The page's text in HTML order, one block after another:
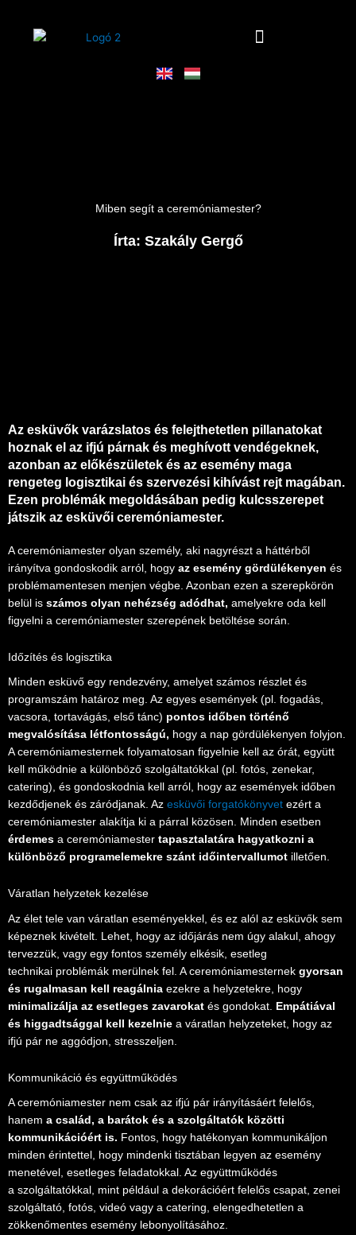
content
Miben segít a ceremóniamester?
Írta: Szakály Gergő
Az esküvők varázslatos és felejthetetlen pillanatokat
hoznak el az ifjú párnak és meghívott vendégeknek,
azonban az előkészületek és az esemény maga
rengeteg logisztikai és szervezési kihívást rejt magában.
Ezen problémák megoldásában pedig kulcsszerepet
játszik az esküvői ceremóniamester.
A ceremóniamester olyan személy, aki nagyrészt a háttérből
irányítva gondoskodik arról, hogy az esemény gördülékenyen és
problémamentesen menjen végbe. Azonban ezen a szerepkörön
belül is számos olyan nehézség adódhat, amelyekre oda kell
figyelni a ceremóniamester szerepének betöltése során.
Időzítés és logisztika
Minden esküvő egy rendezvény, amelyet számos részlet és
programszám határoz meg. Az egyes események (pl. fogadás,
vacsora, tortavágás, első tánc) pontos időben történő
megvalósítása létfontosságú, hogy a nap gördülékenyen folyjon.
A ceremóniamesternek folyamatosan figyelnie kell az órát, együtt
kell működnie a különböző szolgáltatókkal (pl. fotós, zenekar,
catering), és gondoskodnia kell arról, hogy az események időben
kezdődjenek és záródjanak. Az esküvői forgatókönyvet ezért a
ceremóniamester alakítja ki a párral közösen. Minden esetben
érdemes a ceremóniamester tapasztalatára hagyatkozni a
különböző programelemekre szánt időintervallumot illetően.
Váratlan helyzetek kezelése
Az élet tele van váratlan eseményekkel, és ez alól az esküvők sem
képeznek kivételt. Lehet, hogy az időjárás nem úgy alakul, ahogy
tervezzük, vagy egy fontos személy elkésik, esetleg
technikai problémák merülnek fel. A ceremóniamesternek gyorsan
és rugalmasan kell reagálnia ezekre a helyzetekre, hogy
minimalizálja az esetleges zavarokat és gondokat.
Empátiával
és higgadtsággal kell kezelnie a váratlan helyzeteket, hogy az
ifjú pár ne aggódjon, stresszeljen.
Kommunikáció és együttműködés
A ceremóniamester nem csak az ifjú pár irányításáért felelős,
hanem a család, a barátok és a szolgáltatók közötti
kommunikációért is. Fontos, hogy hatékonyan kommunikáljon
minden érintettel, hogy mindenki tisztában legyen az esemény
menetével, esetleges feladatokkal. Az együttműködés
a szolgáltatókkal, mint például a dekorációért felelős csapat, zenei
szolgáltató, fotós, videó vagy a catering, elengedhetetlen a
zökkenőmentes esemény lebonyolításához.